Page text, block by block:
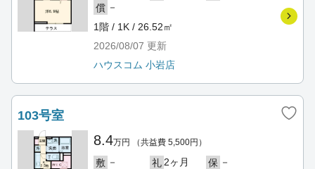
償 －
1階 / 1K / 26.52㎡
2026/08/07 更新
ハウスコム 小岩店
103号室
8.4万円 （共益費 5,500円）
敷 － 礼 2ヶ月 保 －